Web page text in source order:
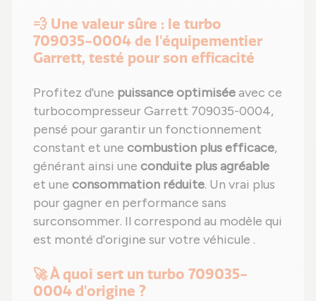
💨 Une valeur sûre : le turbo
709035-0004 de l'équipementier
Garrett, testé pour son efficacité
Profitez d'une puissance optimiséeavec ce
turbocompresseur Garrett 709035-0004,
pensé pour garantir un fonctionnement
constant et une combustion plus efficace,
générant ainsi une conduite plus agréable
et une consommation réduite. Un vrai plus
pour gagner en performance sans
surconsommer. Il correspond au modèle qui
est monté d'origine sur votre véhicule .
🚀 À quoi sert un turbo 709035-
0004 d'origine ?